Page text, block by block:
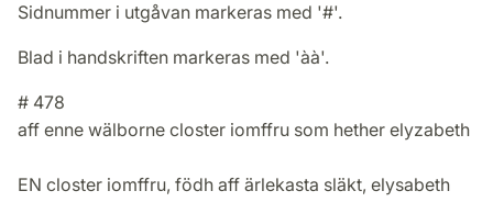
Sidnummer i utgåvan markeras med '#'.
Blad i handskriften markeras med 'àà'.
# 478
aff enne wälborne closter iomffru som hether elyzabeth
EN closter iomffru, födh aff ärlekasta släkt, elysabeth